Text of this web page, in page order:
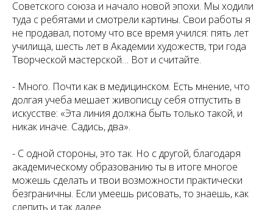
Советского союза и начало новой эпохи. Мы ходили
туда с ребятами и смотрели картины. Свои работы я
не продавал, потому что все время учился: пять лет
училища, шесть лет в Академии художеств, три года
Творческой мастерской… Вот и считайте.
- Много. Почти как в медицинском. Есть мнение, что
долгая учеба мешает живописцу себя отпустить в
искусстве: «Эта линия должна быть только такой, и
никак иначе. Садись, два».
- С одной стороны, это так. Но с другой, благодаря
академическому образованию ты в итоге многое
можешь сделать и твои возможности практически
безграничны. Если умеешь рисовать, то знаешь, как
слепить и так далее.